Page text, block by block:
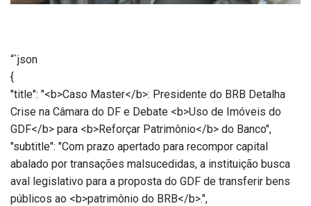
“`json
{
"title": "<b>Caso Master</b>: Presidente do BRB Detalha
Crise na Câmara do DF e Debate <b>Uso de Imóveis do
GDF</b> para <b>Reforçar Patrimônio</b> do Banco",
"subtitle": "Com prazo apertado para recompor capital
abalado por transações malsucedidas, a instituição busca
aval legislativo para a proposta do GDF de transferir bens
públicos ao <b>patrimônio do BRB</b>.",